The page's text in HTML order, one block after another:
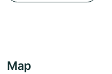
Map